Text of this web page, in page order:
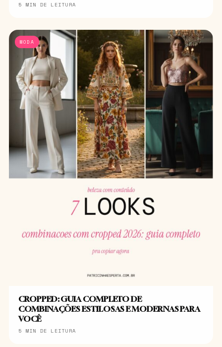
5 MIN DE LEITURA
MODA
CROPPED: GUIA COMPLETO DE
COMBINAÇÕES ESTILOSAS E MODERNAS PARA
VOCÊ
5 MIN DE LEITURA